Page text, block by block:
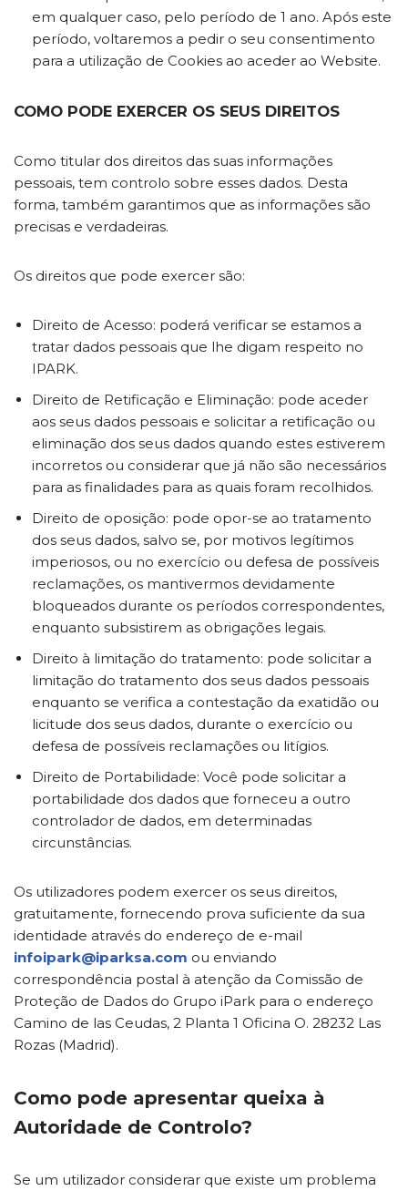
em qualquer caso, pelo período de 1 ano. Após este
período, voltaremos a pedir o seu consentimento
para a utilização de Cookies ao aceder ao Website.
COMO PODE EXERCER OS SEUS DIREITOS
Como titular dos direitos das suas informações
pessoais, tem controlo sobre esses dados. Desta
forma, também garantimos que as informações são
precisas e verdadeiras.
Os direitos que pode exercer são:
Direito de Acesso: poderá verificar se estamos a
tratar dados pessoais que lhe digam respeito no
IPARK.
Direito de Retificação e Eliminação: pode aceder
aos seus dados pessoais e solicitar a retificação ou
eliminação dos seus dados quando estes estiverem
incorretos ou considerar que já não são necessários
para as finalidades para as quais foram recolhidos.
Direito de oposição: pode opor-se ao tratamento
dos seus dados, salvo se, por motivos legítimos
imperiosos, ou no exercício ou defesa de possíveis
reclamações, os mantivermos devidamente
bloqueados durante os períodos correspondentes,
enquanto subsistirem as obrigações legais.
Direito à limitação do tratamento: pode solicitar a
limitação do tratamento dos seus dados pessoais
enquanto se verifica a contestação da exatidão ou
licitude dos seus dados, durante o exercício ou
defesa de possíveis reclamações ou litígios.
Direito de Portabilidade: Você pode solicitar a
portabilidade dos dados que forneceu a outro
controlador de dados, em determinadas
circunstâncias.
Os utilizadores podem exercer os seus direitos,
gratuitamente, fornecendo prova suficiente da sua
identidade através do endereço de e-mail
infoipark@iparksa.com ou enviando
correspondência postal à atenção da Comissão de
Proteção de Dados do Grupo iPark para o endereço
Camino de las Ceudas, 2 Planta 1 Oficina O. 28232 Las
Rozas (Madrid).
Como pode apresentar queixa à
Autoridade de Controlo?
Se um utilizador considerar que existe um problema